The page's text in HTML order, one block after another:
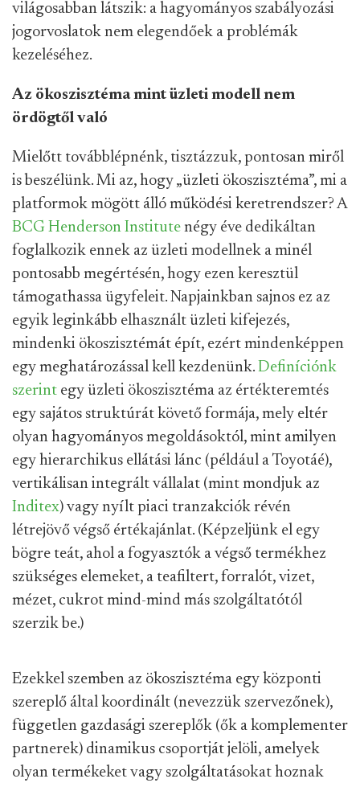
világosabban látszik: a hagyományos szabályozási
jogorvoslatok nem elegendőek a problémák
kezeléséhez.
Az ökoszisztéma mint üzleti modell nem
ördögtől való
Mielőtt továbblépnénk, tisztázzuk, pontosan miről
is beszélünk. Mi az, hogy „üzleti ökoszisztéma”, mi a
platformok mögött álló működési keretrendszer? A
BCG Henderson Institute négy éve dedikáltan
foglalkozik ennek az üzleti modellnek a minél
pontosabb megértésén, hogy ezen keresztül
támogathassa ügyfeleit. Napjainkban sajnos ez az
egyik leginkább elhasznált üzleti kifejezés,
mindenki ökoszisztémát épít, ezért mindenképpen
egy meghatározással kell kezdenünk. Definíciónk
szerint egy üzleti ökoszisztéma az értékteremtés
egy sajátos struktúrát követő formája, mely eltér
olyan hagyományos megoldásoktól, mint amilyen
egy hierarchikus ellátási lánc (például a Toyotáé),
vertikálisan integrált vállalat (mint mondjuk az
Inditex) vagy nyílt piaci tranzakciók révén
létrejövő végső értékajánlat. (Képzeljünk el egy
bögre teát, ahol a fogyasztók a végső termékhez
szükséges elemeket, a teafiltert, forralót, vizet,
mézet, cukrot mind-mind más szolgáltatótól
szerzik be.)
Ezekkel szemben az ökoszisztéma egy központi
szereplő által koordinált (nevezzük szervezőnek),
független gazdasági szereplők (ők a komplementer
partnerek) dinamikus csoportját jelöli, amelyek
olyan termékeket vagy szolgáltatásokat hoznak